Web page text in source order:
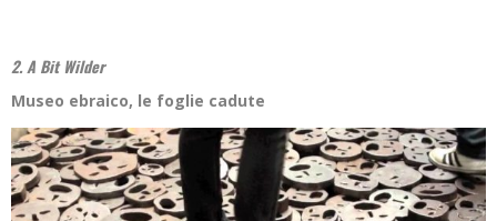
2. A Bit Wilder
Museo ebraico, le foglie cadute